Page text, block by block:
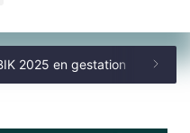
2025 en gestation /26 :